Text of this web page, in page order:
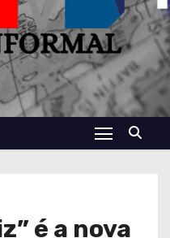
é a nova